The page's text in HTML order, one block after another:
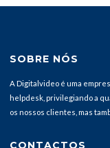
SOBRE NÓS
A Digitalvideo é uma
helpdesk, privilegiando a
os nossos clientes, mas
CONTACTOS